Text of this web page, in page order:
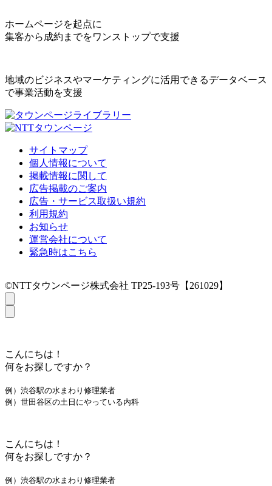
ホームページを起点に
集客から成約までをワンストップで支援
地域のビジネスやマーケティングに活用できるデータベース
で事業活動を支援
サイトマップ
個人情報について
掲載情報に関して
広告掲載のご案内
広告・サービス取扱い規約
利用規約
お知らせ
運営会社について
緊急時はこちら
©NTTタウンページ株式会社 TP25-193号【261029】
こんにちは！
何をお探しですか？
例）渋谷駅の水まわり修理業者
例）世田谷区の土日にやっている内科
こんにちは！
何をお探しですか？
例）渋谷駅の水まわり修理業者